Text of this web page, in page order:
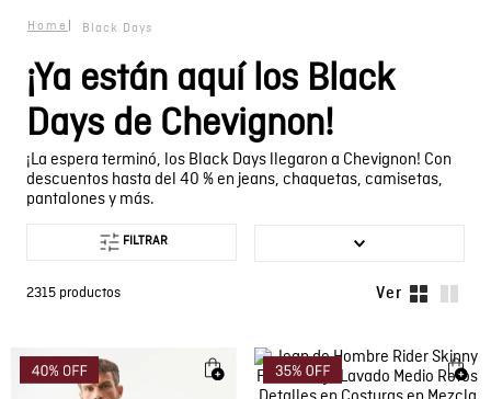
Black Days
¡Ya están aquí los Black
Days de Chevignon!
¡La espera terminó, los Black Days llegaron a Chevignon! Con
descuentos hasta del 40 % en jeans, chaquetas, camisetas,
pantalones y más.
FILTRAR
2315 productos